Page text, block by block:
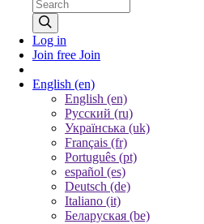
Log in
Join free Join
English (en)
English (en)
Русский (ru)
Українська (uk)
Français (fr)
Português (pt)
español (es)
Deutsch (de)
Italiano (it)
Беларуская (be)